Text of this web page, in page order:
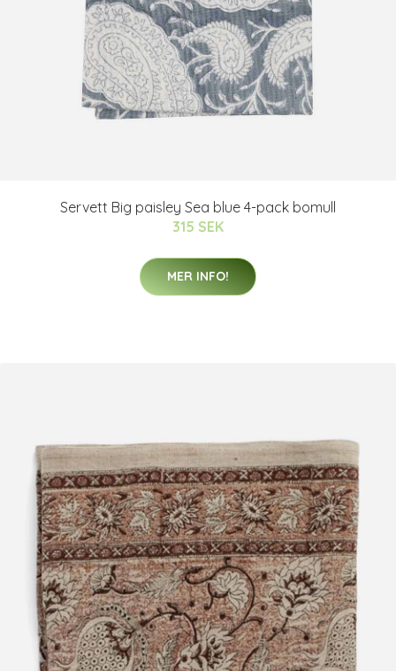
Servett Big paisley Sea blue 4-pack bomull
315 SEK
MER INFO!